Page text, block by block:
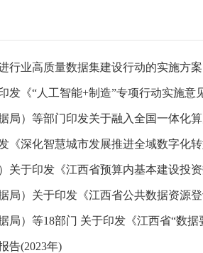
行业高质量数据集建设行动的实施方
发《“人工智能+制造”专项行动实施意
局）等部门印发关于融入全国一体化
《深化智慧城市发展推进全域数字化
关于印发《江西省预算内基本建设投
局）关于印发《江西省公共数据资源
局）等18部门 关于印发《江西省“数据
告(2023年)